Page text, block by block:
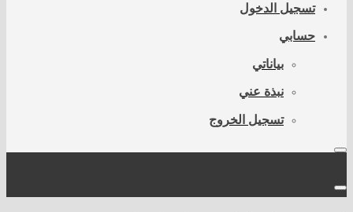
تسجيل الدخول
حسابي
بياناتي
نبذة عني
تسجيل الخروج